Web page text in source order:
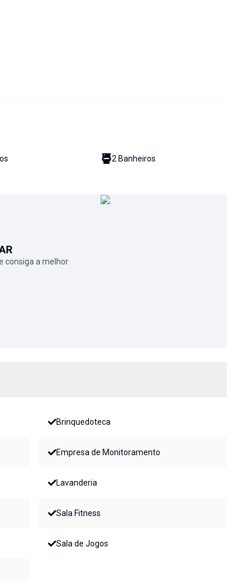
s 2 Banheiros
consiga a melhor
Brinquedoteca
Empresa de Monitoramento
Lavanderia
Sala Fitness
Sala de Jogos